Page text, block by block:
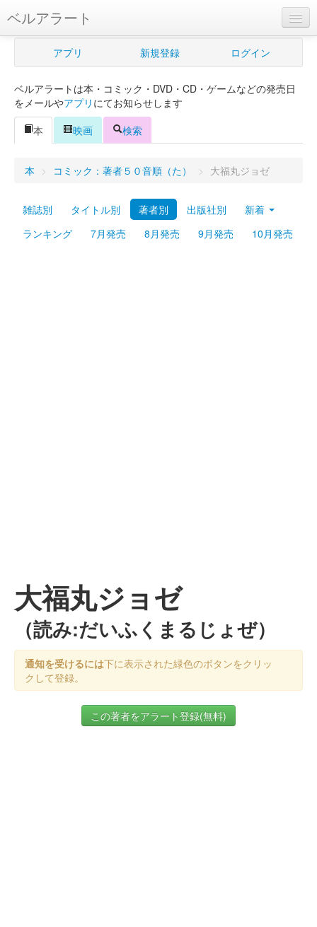
ベルアラート
ベルアラートとは
新規登録
ログイン
Myシェルフ
プレミアム
アプリ 新規登録 ログイン
ベルアラートは本・コミック・DVD・CD・ゲームなどの発売日
をメールやアプリ にてお知らせします
本
映画 検索
本 > コミック：著者５０音順（た） > 大福丸ジョゼ
雑誌別 タイトル別 著者別 出版社別
新着
ランキング
7月発売 8月発売 9月発売 10月発売
大福丸ジョゼ
（読み:だいふくまるじょぜ）
通知を受けるには下に表示された緑色のボタンをクリッ
クして登録。
この著者をアラート登録(無料)